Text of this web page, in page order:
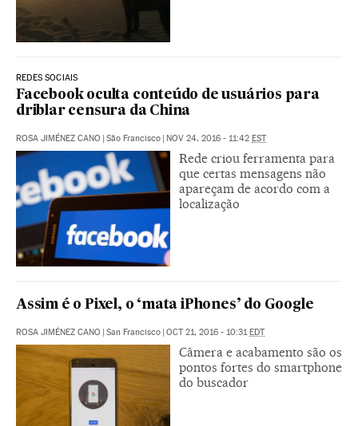
REDES SOCIAIS
Facebook oculta conteúdo de usuários para
driblar censura da China
ROSA JIMÉNEZ CANO | São Francisco | NOV 24, 2016 - 11:42 EST
Rede criou ferramenta para
que certas mensagens não
apareçam de acordo com a
localização
Assim é o Pixel, o ‘mata iPhones’ do Google
ROSA JIMÉNEZ CANO | San Francisco | OCT 21, 2016 - 10:31 EDT
Câmera e acabamento são os
pontos fortes do smartphone
do buscador